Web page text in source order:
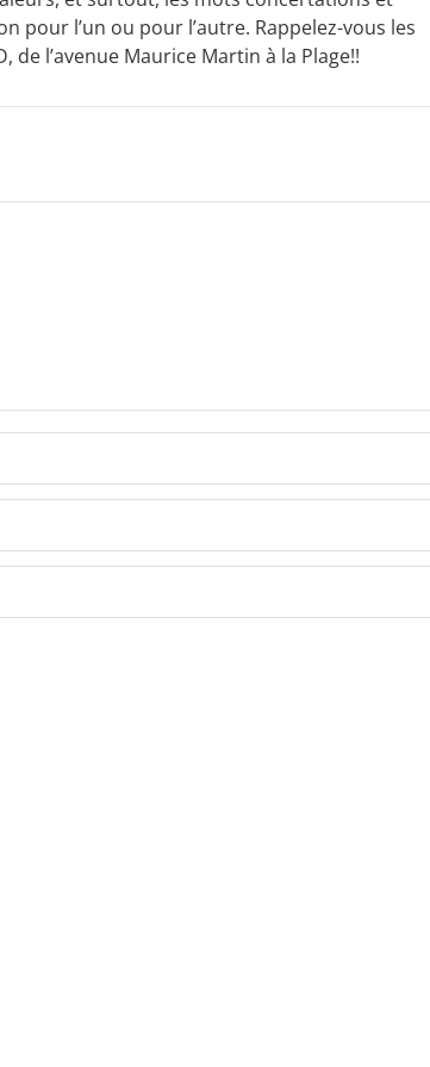
pour l’un ou pour l’autre. Rappelez-vous les
l’avenue Maurice Martin à la Plage!!